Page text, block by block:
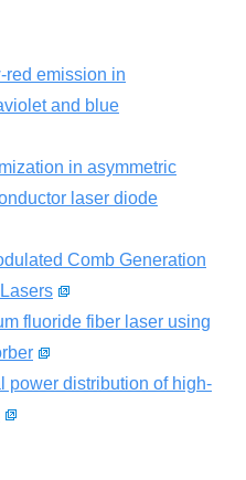
red emission in
and blue
in asymmetric
laser diode
Comb Generation
fluoride fiber laser using
power distribution of high-